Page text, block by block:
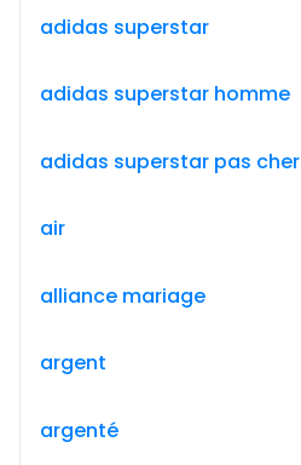
adidas superstar
adidas superstar homme
adidas superstar pas cher
air
alliance mariage
argent
argenté